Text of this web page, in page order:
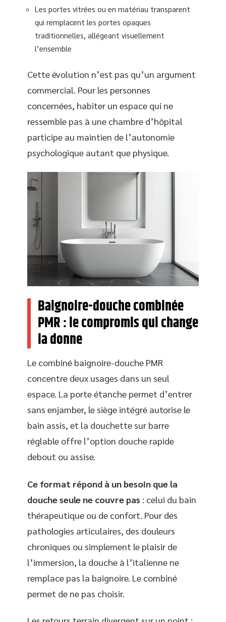
Les portes vitrées ou en matériau transparent
qui remplacent les portes opaques
traditionnelles, allégeant visuellement
l’ensemble
Cette évolution n’est pas qu’un argument
commercial. Pour les personnes
concernées, habiter un espace qui ne
ressemble pas à une chambre d’hôpital
participe au maintien de l’autonomie
psychologique autant que physique.
Baignoire-douche combinée
PMR : le compromis qui change
la donne
Le combiné baignoire-douche PMR
concentre deux usages dans un seul
espace. La porte étanche permet d’entrer
sans enjamber, le siège intégré autorise le
bain assis, et la douchette sur barre
réglable offre l’option douche rapide
debout ou assise.
Ce format répond à un besoin que la
douche seule ne couvre pas : celui du bain
thérapeutique ou de confort. Pour des
pathologies articulaires, des douleurs
chroniques ou simplement le plaisir de
l’immersion, la douche à l’italienne ne
remplace pas la baignoire. Le combiné
permet de ne pas choisir.